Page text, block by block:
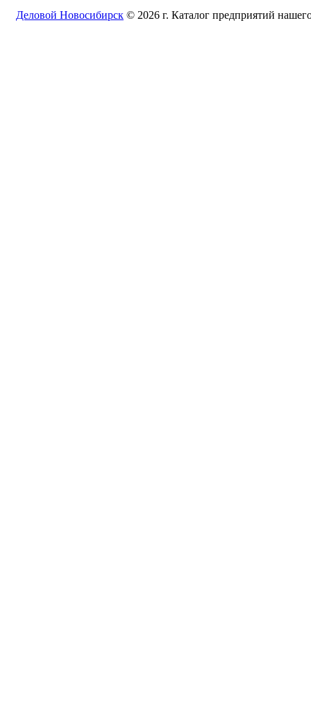
Деловой Новосибирск © 2026 г. Каталог предприятий